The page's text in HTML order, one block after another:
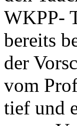
WKPP-
bereits
der
vom
tief und